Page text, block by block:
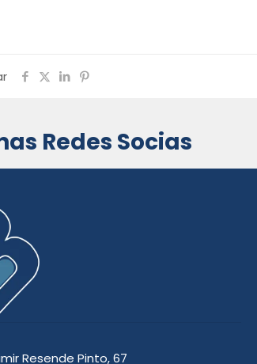
Redes Socias
Resende Pinto, 67